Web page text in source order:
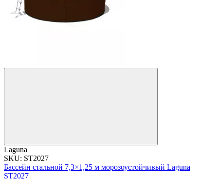
Laguna
SKU: ST2027
Бассейн стальной 7,3×1,25 м морозоустойчивый Laguna
ST2027